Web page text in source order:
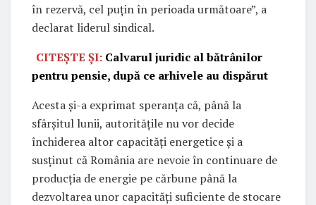
în rezervă, cel puțin în perioada următoare”, a
declarat liderul sindical.
CITEȘTE ȘI: Calvarul juridic al bătrânilor
pentru pensie, după ce arhivele au dispărut
Acesta și-a exprimat speranța că, până la
sfârșitul lunii, autoritățile nu vor decide
închiderea altor capacități energetice și a
susținut că România are nevoie în continuare de
producția de energie pe cărbune până la
dezvoltarea unor capacități suficiente de stocare